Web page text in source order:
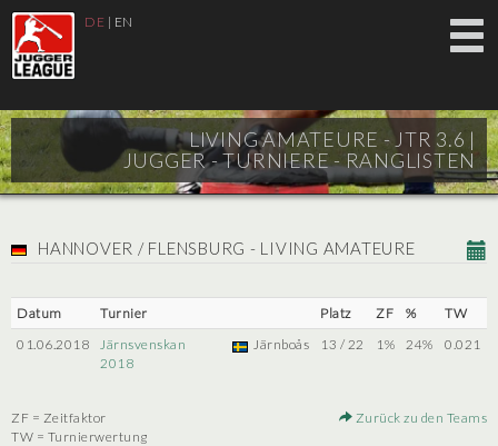
DE | EN
LIVING AMATEURE - JTR 3.6 |
JUGGER - TURNIERE - RANGLISTEN
HANNOVER / FLENSBURG - LIVING AMATEURE
Datum Turnier Platz ZF %
TW
01.06.2018
Järnsvenskan
2018
Järnboås 13 / 22 1% 24% 0.021
ZF = Zeitfaktor
TW = Turnierwertung
Zurück zu den Teams